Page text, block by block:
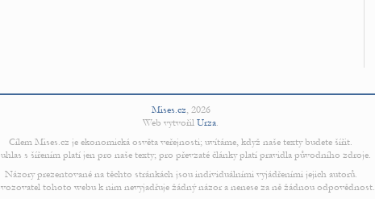
Mises.cz, 2026
Web vytvořil Urza.
Cílem Mises.cz je ekonomická osvěta veřejnosti; uvítáme, když naše texty budete šířit.
s šířením platí jen pro naše texty; pro převzaté články platí pravidla původního zdroje.
Názory prezentované na těchto stránkách jsou individuálními vyjádřeními jejich autorů.
tohoto webu k nim nevyjadřuje žádný názor a nenese za ně žádnou odpovědnost.